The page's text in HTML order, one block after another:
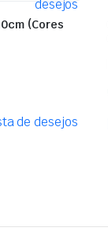
desejos
(Cores
de desejos